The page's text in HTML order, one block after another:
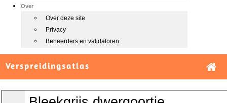
Over
Over deze site
Privacy
Beheerders en validatoren
Verspreidingsatlas